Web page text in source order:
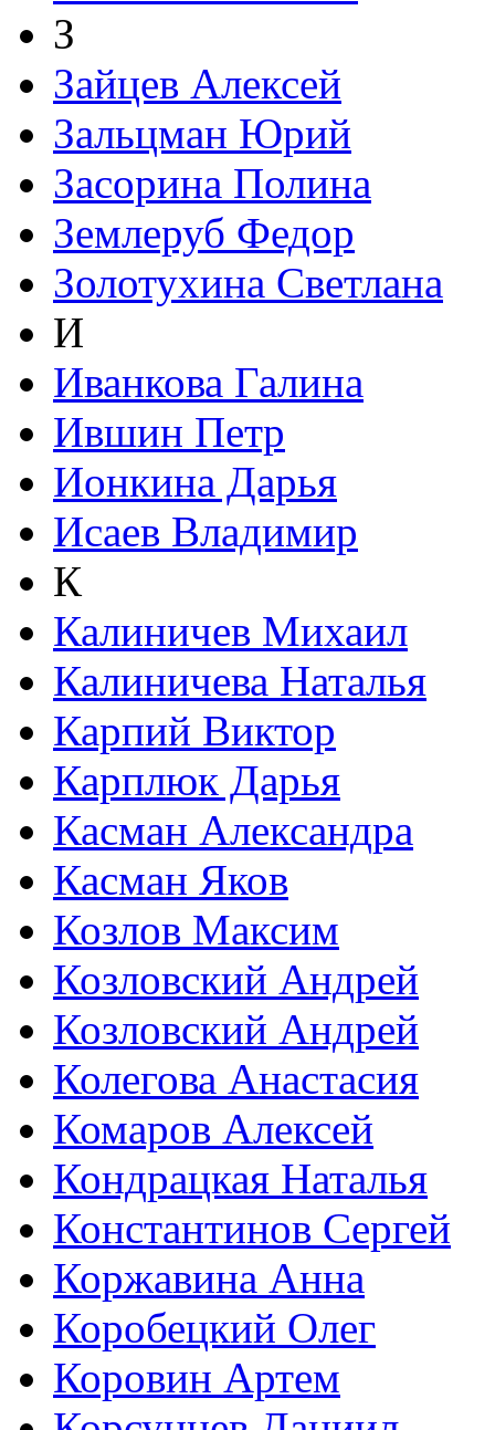
З
Зайцев Алексей
Зальцман Юрий
Засорина Полина
Землеруб Федор
Золотухина Светлана
И
Иванкова Галина
Ившин Петр
Ионкина Дарья
Исаев Владимир
К
Калиничев Михаил
Калиничева Наталья
Карпий Виктор
Карплюк Дарья
Касман Александра
Касман Яков
Козлов Максим
Козловский Андрей
Козловский Андрей
Колегова Анастасия
Комаров Алексей
Кондрацкая Наталья
Константинов Сергей
Коржавина Анна
Коробецкий Олег
Коровин Артем